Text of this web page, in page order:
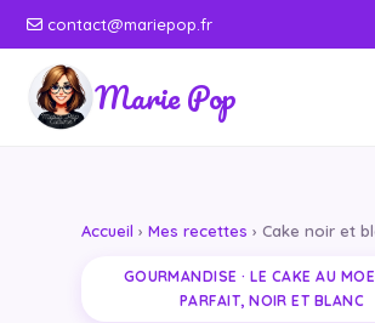
contact@mariepop.fr
Marie Pop
Accueil › Mes recettes › Cake noir et
GOURMANDISE · LE CAKE AU
PARFAIT, NOIR ET BLANC